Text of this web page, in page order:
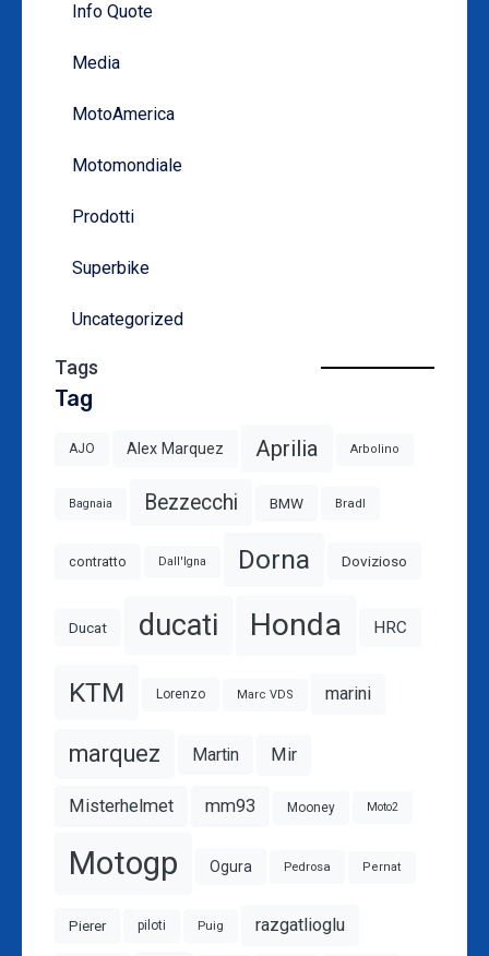
Info Quote
Media
MotoAmerica
Motomondiale
Prodotti
Superbike
Uncategorized
Tags
Tag
AJO Alex Marquez Aprilia Arbolino
Bagnaia Bezzecchi BMW Bradl
contratto Dall'Igna Dorna Dovizioso
Ducat ducati Honda HRC
KTM Lorenzo Marc VDS marini
marquez Martin Mir
Misterhelmet mm93 Mooney Moto2
Motogp Ogura Pedrosa Pernat
Pierer piloti Puig razgatlioglu